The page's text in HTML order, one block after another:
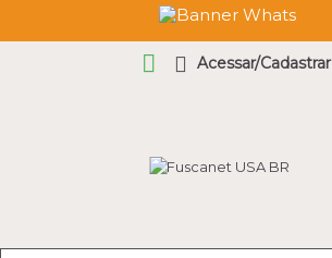
Acessar/Cadastrar